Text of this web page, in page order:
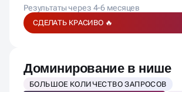
Результаты через 4-6 месяцев
СДЕЛАТЬ КРАСИВО 🔥
Доминирование в нише
БОЛЬШОЕ КОЛИЧЕСТВО ЗАПРОСОВ